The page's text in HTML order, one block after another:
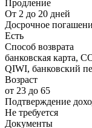
Продление
От 2 до 20 дней
Досрочное
Есть
Способ возврата
банковская карта,
QIWI, банковский
Возраст
от 23 до 65
Подтверждение
Не требуется
Документы